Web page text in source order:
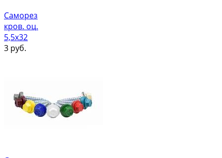
Саморез
кров. оц.
5,5х32
3 руб.